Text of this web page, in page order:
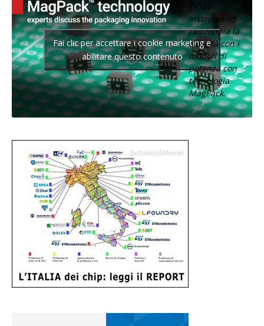
Texas
Instruments
raddoppia la
densità con i
moduli di
potenza con
tecnologia
MagPack.
Fai clic per accettare i cookie marketing e
abilitare questo contenuto